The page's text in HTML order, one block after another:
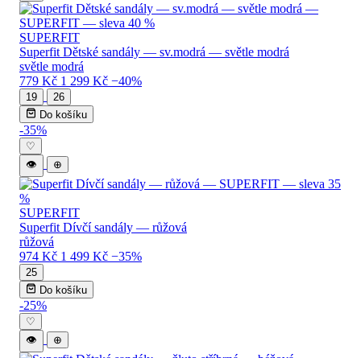
SUPERFIT
Superfit Dětské sandály — sv.modrá — světle modrá
světle modrá
779 Kč 1 299 Kč −40%
19
26
Do košíku
-35%
♡
👁
⊕
SUPERFIT
Superfit Dívčí sandály — růžová
růžová
974 Kč 1 499 Kč −35%
25
Do košíku
-25%
♡
👁
⊕